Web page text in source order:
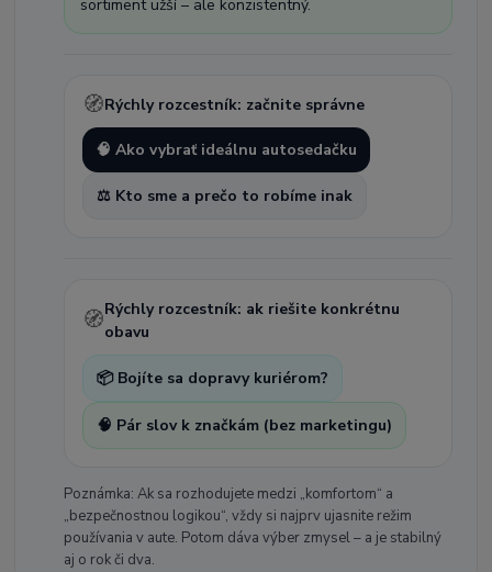
sortiment užší – ale konzistentný.
🧭Rýchly rozcestník: začnite správne
🧠 Ako vybrať ideálnu autosedačku
⚖️ Kto sme a prečo to robíme inak
🧭Rýchly rozcestník: ak riešite konkrétnu
obavu
📦 Bojíte sa dopravy kuriérom?
🧠 Pár slov k značkám (bez marketingu)
Poznámka: Ak sa rozhodujete medzi „komfortom“ a
„bezpečnostnou logikou“, vždy si najprv ujasnite režim
používania v aute. Potom dáva výber zmysel – a je stabilný
aj o rok či dva.